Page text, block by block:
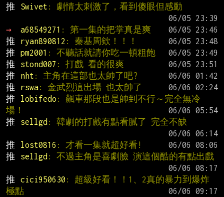
推
Swivet : 劇情太刺激了，看到傻眼但感動
→
a68549271 : 第一集的把掌真是爽
推
ryan890812 : 秦基周欸！！！
推
pm2001 : 不聽話就請你吃一頓粗飽
推
stond007 : 打戲 看的很爽
推
nht : 主角在這部也太帥了吧?
推
rswa: 金武烈這出場 也太帥了
推
lobifedo : 飆車那段也是帥到不行～完全無冷
場！
推
sellgd : 韓劇的打戲有點看膩了 完全不缺
推
lost0816 : 才看一集就超好看!
推
sellgd : 不過主角是喜劇臉 演這個酷的有點出戲
推
cici950630 : 超級好看！！1、2真的暴力到爆炸
極點